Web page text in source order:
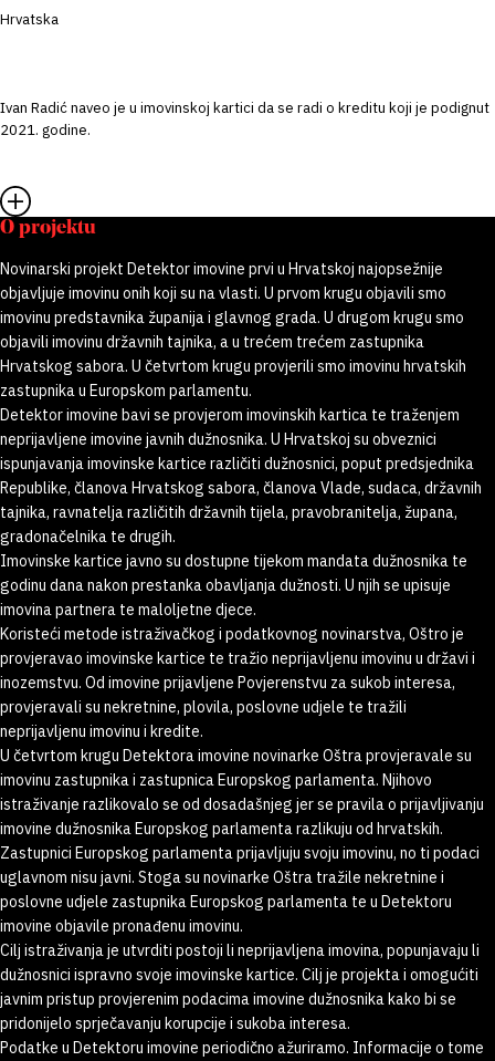
Hrvatska
Ivan Radić naveo je u imovinskoj kartici da se radi o kreditu koji je podignut
2021. godine.
O projektu
Novinarski projekt Detektor imovine prvi u Hrvatskoj najopsežnije
objavljuje imovinu onih koji su na vlasti. U prvom krugu objavili smo
imovinu predstavnika županija i glavnog grada. U drugom krugu smo
objavili imovinu državnih tajnika, a u trećem trećem zastupnika
Hrvatskog sabora. U četvrtom krugu provjerili smo imovinu hrvatskih
zastupnika u Europskom parlamentu.
Detektor imovine bavi se provjerom imovinskih kartica te traženjem
neprijavljene imovine javnih dužnosnika. U Hrvatskoj su obveznici
ispunjavanja imovinske kartice različiti dužnosnici, poput predsjednika
Republike, članova Hrvatskog sabora, članova Vlade, sudaca, državnih
tajnika, ravnatelja različitih državnih tijela, pravobranitelja, župana,
gradonačelnika te drugih.
Imovinske kartice javno su dostupne tijekom mandata dužnosnika te
godinu dana nakon prestanka obavljanja dužnosti. U njih se upisuje
imovina partnera te maloljetne djece.
Koristeći metode istraživačkog i podatkovnog novinarstva, Oštro je
provjeravao imovinske kartice te tražio neprijavljenu imovinu u državi i
inozemstvu. Od imovine prijavljene Povjerenstvu za sukob interesa,
provjeravali su nekretnine, plovila, poslovne udjele te tražili
neprijavljenu imovinu i kredite.
U četvrtom krugu Detektora imovine novinarke Oštra provjeravale su
imovinu zastupnika i zastupnica Europskog parlamenta. Njihovo
istraživanje razlikovalo se od dosadašnjeg jer se pravila o prijavljivanju
imovine dužnosnika Europskog parlamenta razlikuju od hrvatskih.
Zastupnici Europskog parlamenta prijavljuju svoju imovinu, no ti podaci
uglavnom nisu javni. Stoga su novinarke Oštra tražile nekretnine i
poslovne udjele zastupnika Europskog parlamenta te u Detektoru
imovine objavile pronađenu imovinu.
Cilj istraživanja je utvrditi postoji li neprijavljena imovina, popunjavaju li
dužnosnici ispravno svoje imovinske kartice. Cilj je projekta i omogućiti
javnim pristup provjerenim podacima imovine dužnosnika kako bi se
pridonijelo sprječavanju korupcije i sukoba interesa.
Podatke u Detektoru imovine periodično ažuriramo. Informacije o tome